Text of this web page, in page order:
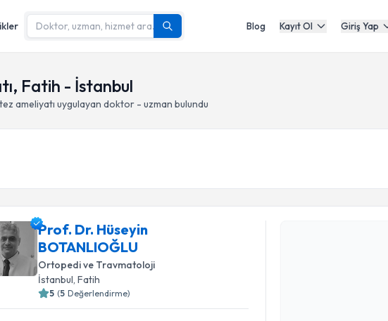
Blog Kayıt Ol Giriş Yap
Fatih - İstanbul
ameliyatı uygulayan doktor - uzman bulundu
Prof. Dr. Hüseyin
BOTANLIOĞLU
Ortopedi ve Travmatoloji
İstanbul, Fatih
5 (5 Değerlendirme)
Randevu Takvimi Talebi